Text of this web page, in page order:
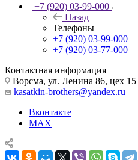
+7 (920) 03-99-000
Назад
Телефоны
+7 (920) 03-99-000
+7 (920) 03-77-000
Контактная информация
Ворсма, ул. Ленина 86, цех 15
kasatkin-brothers@yandex.ru
Вконтакте
MAX